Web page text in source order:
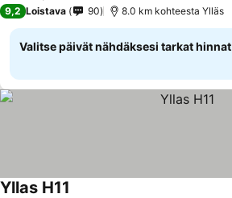
9,2 Loistava 90 8.0 km kohteesta Ylläs
Valitse päivät nähdäksesi tarkat hinnat
Yllas H11